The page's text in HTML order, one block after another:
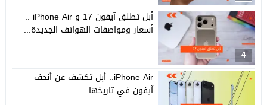
4
أبل تطلق آيفون 17 و iPhone Air ..
أسعار ومواصفات الهواتف الجديدة...
iPhone Air.. أبل تكشف عن أنحف
آيفون في تاريخها